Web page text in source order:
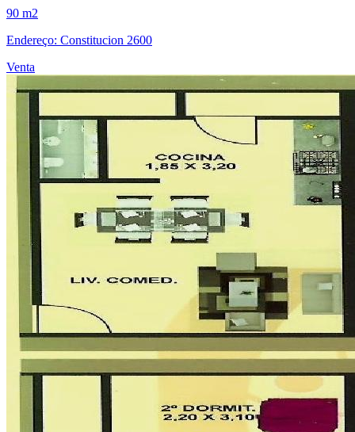
90 m2
Endereço: Constitucion 2600
Venta